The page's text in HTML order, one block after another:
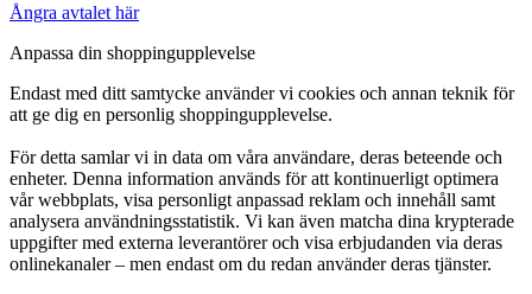
Ångra avtalet här
Anpassa din shoppingupplevelse
Endast med ditt samtycke använder vi cookies och annan teknik för
att ge dig en personlig shoppingupplevelse.
För detta samlar vi in data om våra användare, deras beteende och
enheter. Denna information används för att kontinuerligt optimera
vår webbplats, visa personligt anpassad reklam och innehåll samt
analysera användningsstatistik. Vi kan även matcha dina krypterade
uppgifter med externa leverantörer och visa erbjudanden via deras
onlinekanaler – men endast om du redan använder deras tjänster.